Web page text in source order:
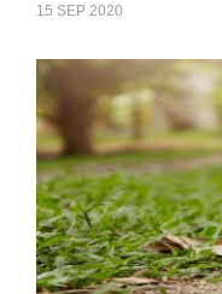
15 SEP 2020